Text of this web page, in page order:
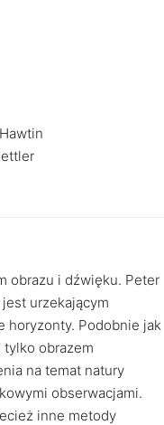
obrazu i dźwięku. Peter
urzekającym
horyzonty. Podobnie jak
tylko obrazem
na temat natury
obserwacjami.
inne metody